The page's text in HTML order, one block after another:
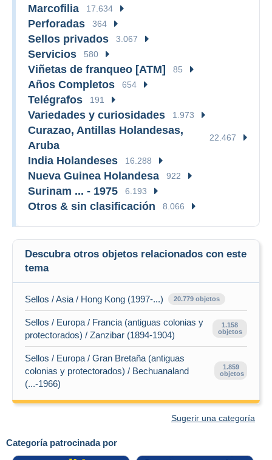
Categoría patrocinada por
Marcofilia 17.634
Perforadas 364
Sellos privados 3.067
Servicios 580
Viñetas de franqueo [ATM] 85
Años Completos 654
Telégrafos 191
Variedades y curiosidades 1.973
Curazao, Antillas Holandesas,
Aruba
22.467
India Holandeses 16.288
Nueva Guinea Holandesa 922
Surinam ... - 1975 6.193
Otros & sin clasificación 8.066
Descubra otros objetos relacionados con este
tema
Sellos / Asia / Hong Kong (1997-...) 20.779 objetos
Sellos / Europa / Francia (antiguas colonias y
protectorados) / Zanzibar (1894-1904)
1.158
objetos
Sellos / Europa / Gran Bretaña (antiguas
colonias y protectorados) / Bechuanaland
(...-1966)
1.859
objetos
Sugerir una categoría